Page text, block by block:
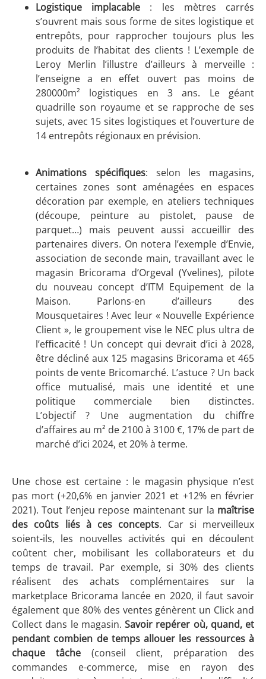
Logistique implacable : les mètres carrés
s’ouvrent mais sous forme de sites logistique et
entrepôts, pour rapprocher toujours plus les
produits de l’habitat des clients ! L’exemple de
Leroy Merlin l’illustre d’ailleurs à merveille :
l’enseigne a en effet ouvert pas moins de
280000m² logistiques en 3 ans. Le géant
quadrille son royaume et se rapproche de ses
sujets, avec 15 sites logistiques et l’ouverture de
14 entrepôts régionaux en prévision.
Animations spécifiques: selon les magasins,
certaines zones sont aménagées en espaces
décoration par exemple, en ateliers techniques
(découpe, peinture au pistolet, pause de
parquet…) mais peuvent aussi accueillir des
partenaires divers. On notera l’exemple d’Envie,
association de seconde main, travaillant avec le
magasin Bricorama d’Orgeval (Yvelines), pilote
du nouveau concept d’ITM Equipement de la
Maison. Parlons-en d’ailleurs des
Mousquetaires ! Avec leur « Nouvelle Expérience
Client », le groupement vise le NEC plus ultra de
l’efficacité ! Un concept qui devrait d’ici à 2028,
être décliné aux 125 magasins Bricorama et 465
points de vente Bricomarché. L’astuce ? Un back
office mutualisé, mais une identité et une
politique commerciale bien distinctes.
L’objectif ? Une augmentation du chiffre
d’affaires au m² de 2100 à 3100 €, 17% de part de
marché d’ici 2024, et 20% à terme.
Une chose est certaine : le magasin physique n’est
pas mort (+20,6% en janvier 2021 et +12% en février
2021). Tout l’enjeu repose maintenant sur la maîtrise
des coûts liés à ces concepts. Car si merveilleux
soient-ils, les nouvelles activités qui en découlent
coûtent cher, mobilisant les collaborateurs et du
temps de travail. Par exemple, si 30% des clients
réalisent des achats complémentaires sur la
marketplace Bricorama lancée en 2020, il faut savoir
également que 80% des ventes génèrent un Click and
Collect dans le magasin. Savoir repérer où, quand, et
pendant combien de temps allouer les ressources à
chaque tâche(conseil client, préparation des
commandes e-commerce, mise en rayon des